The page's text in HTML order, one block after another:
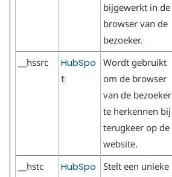
bijgewerkt in de
browser van de
bezoeker.
__hssrc
HubSpo
t
Wordt gebruikt
om de browser
van de bezoeker
te herkennen bij
terugkeer op de
website.
__hstc
HubSpo
Stelt een unieke